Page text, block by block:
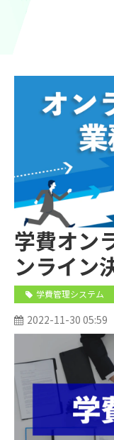
学費オン
ンライン
よう学費管理システム
2022-11-30 05:59